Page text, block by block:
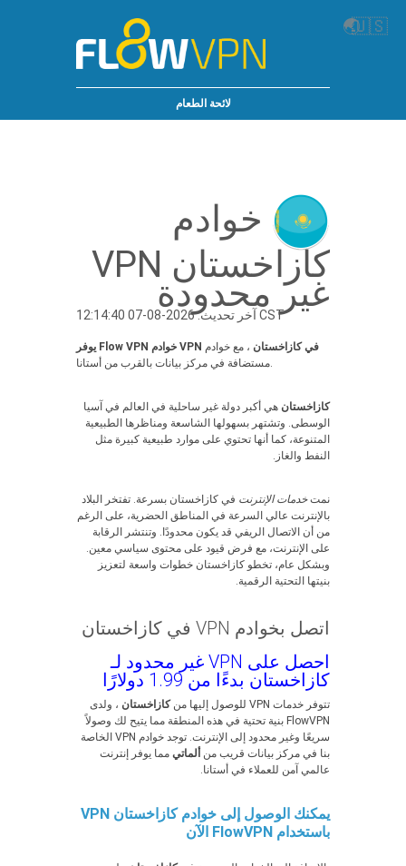
🌏🇺🇸
لائحة الطعام
خوادم
كازاخستان VPN
غير محدودة
آخر تحديث: 2026-08-07 12:14:40 CST
يوفر Flow VPN خوادم VPN في كازاخستان ، مع خوادم
مستضافة في مركز بيانات بالقرب من أستانا.
كازاخستان هي أكبر دولة غير ساحلية في العالم في آسيا
الوسطى. وتشتهر بسهولها الشاسعة ومناظرها الطبيعية
المتنوعة، كما أنها تحتوي على موارد طبيعية كبيرة مثل
النفط والغاز.
نمتخدمات الإنترنت في كازاخستان بسرعة. تفتخر البلاد
بالإنترنت عالي السرعة في المناطق الحضرية، على الرغم
من أن الاتصال الريفي قد يكون محدودًا. وتنتشر الرقابة
على الإنترنت، مع فرض قيود على محتوى سياسي معين.
وبشكل عام، تخطو كازاخستان خطوات واسعة لتعزيز
بنيتها التحتية الرقمية.
اتصل بخوادم VPN في كازاخستان
احصل على VPN غير محدود لـ
كازاخستان بدءًا من 1.99 دولارًا
تتوفر خدمات VPN للوصول إليها من كازاخستان ، ولدى
FlowVPN بنية تحتية في هذه المنطقة مما يتيح لك وصولاً
سريعًا وغير محدود إلى الإنترنت. توجد خوادم VPN الخاصة
بنا في مركز بيانات قريب من ألماتي مما يوفر إنترنت
عالمي آمن للعملاء في أستانا.
يمكنك الوصول إلى خوادم كازاخستان VPN
باستخدام FlowVPN الآن